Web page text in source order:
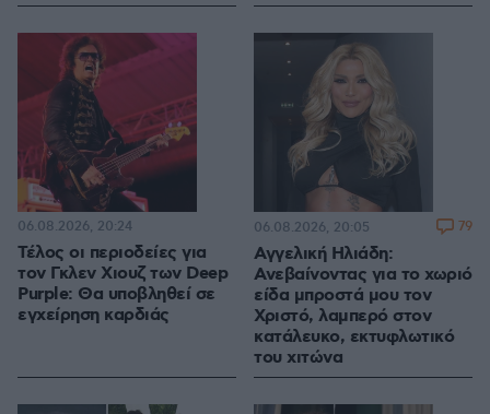
Τέλος οι περιοδείες για
τον Γκλεν Χιουζ των Deep
Purple: Θα υποβληθεί σε
εγχείρηση καρδιάς
06.08.2026, 20:24
Αγγελική Ηλιάδη:
Ανεβαίνοντας για το χωριό
είδα μπροστά μου τον
Χριστό, λαμπερό στον
κατάλευκο, εκτυφλωτικό
του χιτώνα
06.08.2026, 20:05 79